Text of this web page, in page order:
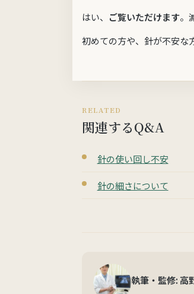
はい、 ご覧いただけます。
初めての方や、針が不安な
RELATED
関連するQ&A
針の使い回し不安
針の細さについて
執筆・監修: 高